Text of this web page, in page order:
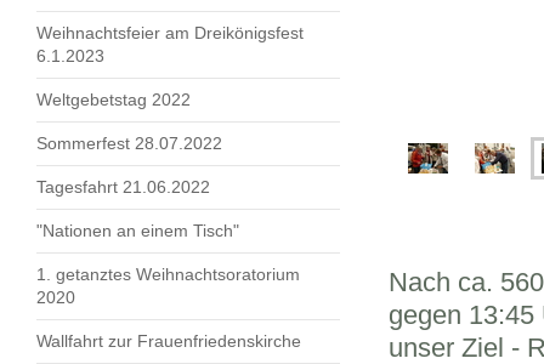
Weihnachtsfeier am Dreikönigsfest
6.1.2023
Weltgebetstag 2022
Sommerfest 28.07.2022
Tagesfahrt 21.06.2022
"Nationen an einem Tisch"
1. getanztes Weihnachtsoratorium
2020
Wallfahrt zur Frauenfriedenskirche
Nach ca.
gegen
unser Ziel -